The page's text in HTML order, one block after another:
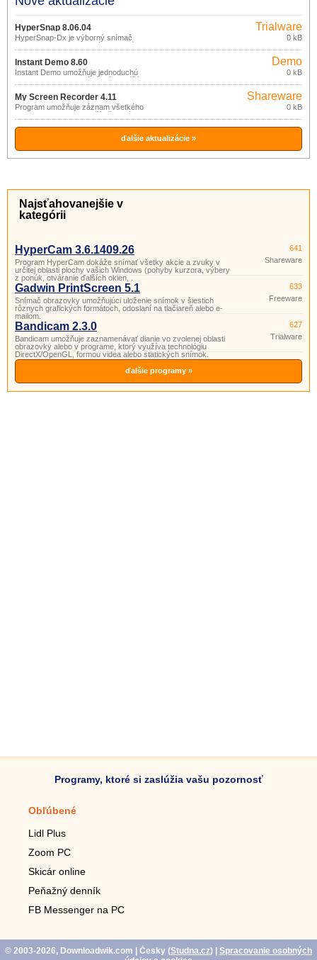
HyperSnap 8.06.04
HyperSnap-Dx je výborný snímač
obrazoviek s jednoduchým a intuitívnym
ovládaním a súčasne mocnými a
užitočnými funkciami, ktoré využije ako
profesionál tak príležitostný používateľ.
Trialware
0 kB
Instant Demo 8.60
Instant Demo umožňuje jednoduchú
tvorbu Flash prezentácií, inštruktáží a
sprievodcov.
Demo
0 kB
My Screen Recorder 4.11
Program umožňuje záznam všetkého
diania na obrazovke počítača, vrátane
zvuku, do AVI alebo WMV video súboru.
Shareware
0 kB
ďalšie aktualizácie »
Najsťahovanejšie v
kategórii
HyperCam 3.6.1409.26
Program HyperCam dokáže snímať všetky akcie a zvuky v
určitej oblasti plochy vašich Windows (pohyby kurzora, výbery
z ponúk, otváranie ďalších okien, .
641
Shareware
Gadwin PrintScreen 5.1
Snímač obrazovky umožňujúci uloženie snímok v šiestich
rôznych grafických formátoch, odoslaní na tlačiareň alebo e-
mailom.
633
Freeware
Bandicam 2.3.0
Bandicam umožňuje zaznamenávať dianie vo zvolenej oblasti
obrazovky alebo v programe, ktorý využíva technológiu
DirectX/OpenGL, formou videa alebo statických snímok.
627
Trialware
ďalšie programy »
Programy, ktoré si zaslúžia vašu pozornosť
Obľúbené
Lidl Plus
Zoom PC
Skicár online
Peňažný denník
FB Messenger na PC
© 2003-2026, Downloadwik.com | Česky (Studna.cz)
Spracovanie osobných